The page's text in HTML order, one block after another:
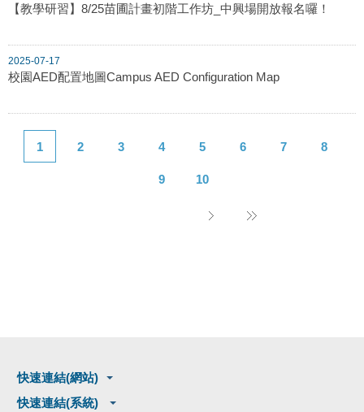
【教學研習】8/25苗圃計畫初階工作坊_中興場開放報名囉！
2025-07-17
校園AED配置地圖Campus AED Configuration Map
1 2 3 4 5 6 7 8
9 10
快速連結(網站)
快速連結(系統)